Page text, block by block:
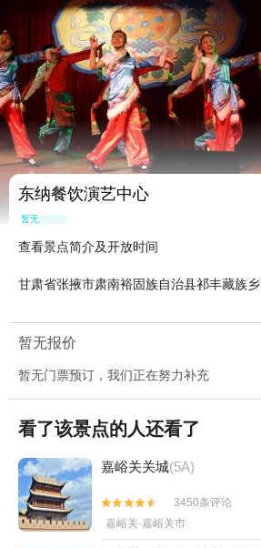
东纳餐饮演艺中心
暂无点评
查看景点简介及开放时间
甘肃省张掖市肃南裕固族自治县祁丰藏族乡
暂无报价
暂无门票预订，我们正在努力补充
看了该景点的人还看了
嘉峪关关城(5A)


3450条评论
嘉峪关·嘉峪关市